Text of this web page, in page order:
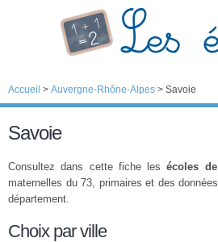
Accueil > Auvergne-Rhône-Alpes > Savoie
Savoie
Consultez dans cette fiche lesécoles
maternelles du 73, primaires et des
département.
Choix par ville